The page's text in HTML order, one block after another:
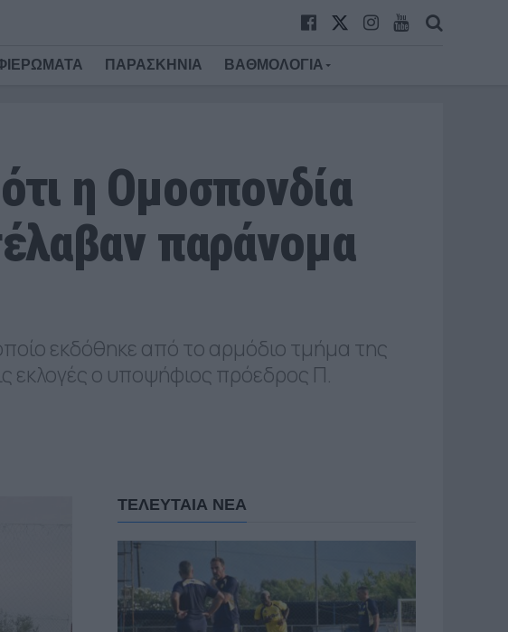
ΠΑΡΑΣΚΗΝΙΑ ΒΑΘΜΟΛΟΓΙΑ
η Ομοσπονδία
παράνομα
εκδόθηκε από το αρμόδιο τμήμα της
εκλογές ο υποψήφιος πρόεδρος Π.
ΤΕΛΕΥΤΑΙΑ ΝΕΑ